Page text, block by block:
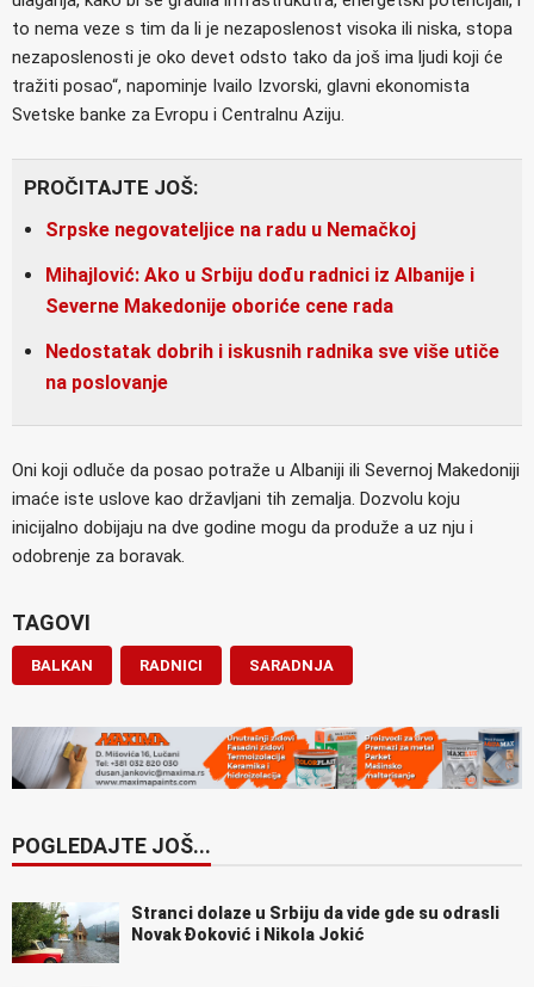
to nema veze s tim da li je nezaposlenost visoka ili niska, stopa
nezaposlenosti je oko devet odsto tako da još ima ljudi koji će
tražiti posao“, napominje Ivailo Izvorski, glavni ekonomista
Svetske banke za Evropu i Centralnu Aziju.
PROČITAJTE JOŠ:
Srpske negovateljice na radu u Nemačkoj
Mihajlović: Ako u Srbiju dođu radnici iz Albanije i
Severne Makedonije oboriće cene rada
Nedostatak dobrih i iskusnih radnika sve više utiče
na poslovanje
Oni koji odluče da posao potraže u Albaniji ili Severnoj Makedoniji
imaće iste uslove kao državljani tih zemalja. Dozvolu koju
inicijalno dobijaju na dve godine mogu da produže a uz nju i
odobrenje za boravak.
TAGOVI
BALKAN RADNICI SARADNJA
POGLEDAJTE JOŠ...
Stranci dolaze u Srbiju da vide gde su odrasli
Novak Đoković i Nikola Jokić